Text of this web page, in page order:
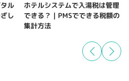
ル
し
ホテルシステムで入湯税は管理
できる？｜PMSでできる税額の
集計方法